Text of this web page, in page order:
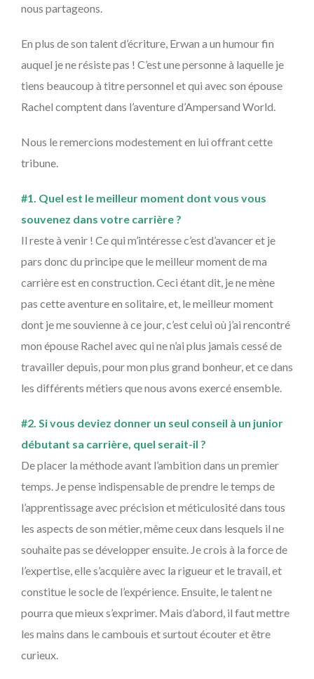
nous partageons.
En plus de son talent d’écriture, Erwan a un humour fin
auquel je ne résiste pas ! C’est une personne à laquelle je
tiens beaucoup à titre personnel et qui avec son épouse
Rachel comptent dans l’aventure d’Ampersand World.
Nous le remercions modestement en lui offrant cette
tribune.
#1. Quel est le meilleur moment dont vous vous
souvenez dans votre carrière ?
Il reste à venir ! Ce qui m’intéresse c’est d’avancer et je
pars donc du principe que le meilleur moment de ma
carrière est en construction. Ceci étant dit, je ne mène
pas cette aventure en solitaire, et, le meilleur moment
dont je me souvienne à ce jour, c’est celui où j’ai rencontré
mon épouse Rachel avec qui ne n’ai plus jamais cessé de
travailler depuis, pour mon plus grand bonheur, et ce dans
les différents métiers que nous avons exercé ensemble.
#2. Si vous deviez donner un seul conseil à un junior
débutant sa carrière, quel serait-il ?
De placer la méthode avant l’ambition dans un premier
temps. Je pense indispensable de prendre le temps de
l’apprentissage avec précision et méticulosité dans tous
les aspects de son métier, même ceux dans lesquels il ne
souhaite pas se développer ensuite. Je crois à la force de
l’expertise, elle s’acquière avec la rigueur et le travail, et
constitue le socle de l’expérience. Ensuite, le talent ne
pourra que mieux s’exprimer. Mais d’abord, il faut mettre
les mains dans le cambouis et surtout écouter et être
curieux.